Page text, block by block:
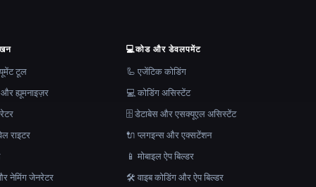
टूल
ह्यूमनाइज़र
राइटर
नेमिंग जेनरेटर
💻कोड और डेवलपमेंट
🦾 एजेंटिक कोडिंग
💻 कोडिंग असिस्टेंट
🗄️ डेटाबेस और एसक्यूएल असिस्टेंट
🔌 प्लगइन्स और एक्सटेंशन
📱 मोबाइल ऐप बिल्डर
🛠️ वाइब कोडिंग और ऐप बिल्डर